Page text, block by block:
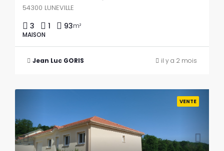
54300 LUNEVILLE
3 1 93m²
MAISON
Jean Luc GORIS il y a 2 mois
VENTENext